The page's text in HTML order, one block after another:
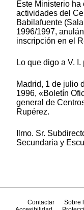
Este Ministerio
actividades del
Babilafuente
1996/1997,
inscripción en el
Lo que digo a V.
Madrid, 1 de julio
1996, «Boletín
general de
Rupérez.
Ilmo. Sr.
Secundaria y
Contactar Sobre